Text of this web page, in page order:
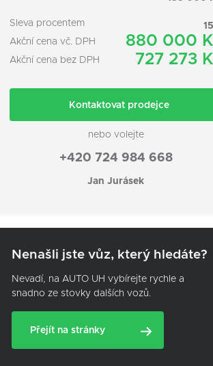
Sleva procentem
Akční cena vč. DPH
880 000
Akční cena bez DPH 727 273
Kontaktovat prodejce
nebo volejte
+420 724 984 668
Jan Jurásek
Nenašli jste vůz, který hledáte?
Nevadí, na AUTO UH vybírejte rychle a
snadno ze stovky dalších vozů.
Přejít na stránky